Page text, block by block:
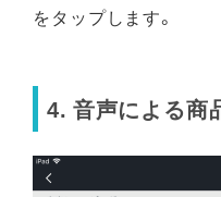
をタップします。
4. 音声による商